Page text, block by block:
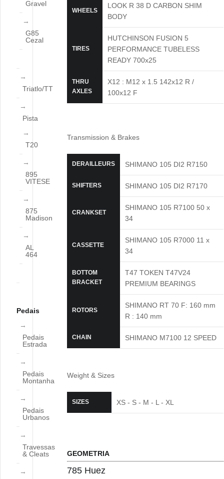
WHEELS
LOOK R 38 D CARBON SHIM
BODY
TIRES
HUTCHINSON FUSION 5
PERFORMANCE TUBELESS
READY 700x25
THRU
AXLES
X12 : M12 x 1.5 142x12 R /
100x12 F
Transmission & Brakes
DERAILLEURS SHIMANO 105 DI2 R7150
SHIFTERS SHIMANO 105 DI2 R7170
CRANKSET
SHIMANO 105 R7100 50 x
34
CASSETTE
SHIMANO 105 R7000 11 x
34
BOTTOM
BRACKET
T47 TOKEN T47V24
PREMIUM BEARINGS
ROTORS
SHIMANO RT 70 F: 160 mm
R : 140 mm
CHAIN SHIMANO M7100 12 SPEED
Weight & Sizes
SIZES XS - S - M - L - XL
GEOMETRIA
785 Huez
Gravel
G85
Cezal
Triatlo/TT
Pista
T20
895
VITESE
875
Madison
AL
464
Pedais
Pedais
Estrada
Pedais
Montanha
Pedais
Urbanos
Travessas
& Cleats